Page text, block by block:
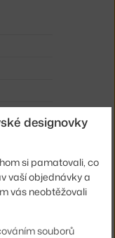
ocel
designovky
si pamatovali, co
vaší objednávky a
vás neobtěžovali
souborů